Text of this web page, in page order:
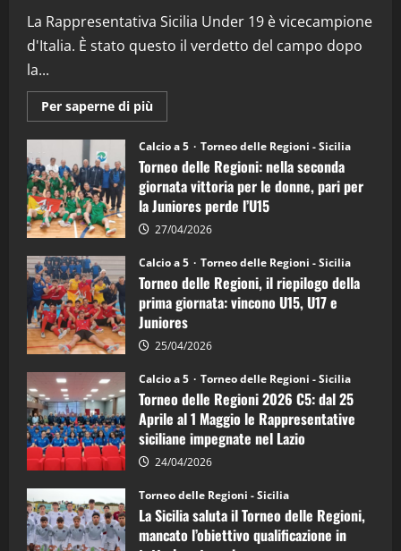
La Rappresentativa Sicilia Under 19 è vicecampione
d'Italia. È stato questo il verdetto del campo dopo
la...
Per saperne di più
informazioni
Torneo
delle
Regioni
di
calcio
a
5:
la
Juniores
è
vicecampione
d’Italia
Calcio a 5 Torneo delle Regioni - Sicilia
Torneo delle Regioni: nella seconda
giornata vittoria per le donne, pari per
la Juniores perde l’U15
27/04/2026
Calcio a 5 Torneo delle Regioni - Sicilia
Torneo delle Regioni, il riepilogo della
prima giornata: vincono U15, U17 e
Juniores
25/04/2026
Calcio a 5 Torneo delle Regioni - Sicilia
Torneo delle Regioni 2026 C5: dal 25
Aprile al 1 Maggio le Rappresentative
siciliane impegnate nel Lazio
24/04/2026
Torneo delle Regioni - Sicilia
La Sicilia saluta il Torneo delle Regioni,
mancato l’obiettivo qualificazione in